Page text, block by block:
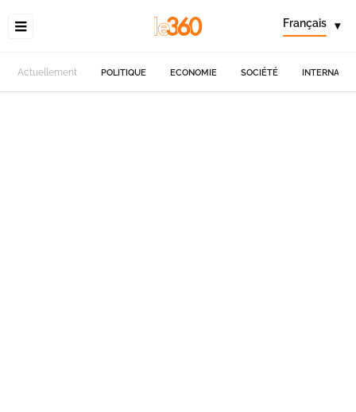
Français ▾
Actuellement POLITIQUE ECONOMIE SOCIÉTÉ